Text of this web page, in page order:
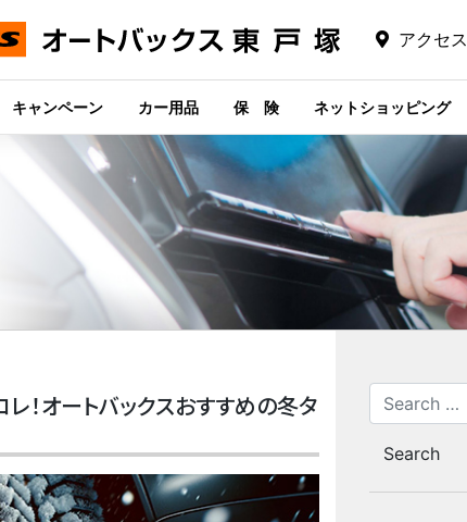
アクセス
キャンペーン カー用品 保 険 ネットショッピング
！オートバックスおすすめの冬タ